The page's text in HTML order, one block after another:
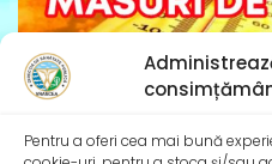
Pentru a oferi cea mai bună